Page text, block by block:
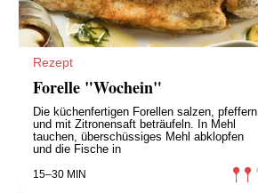
Rezept
Forelle "Wochein"
Die küchenfertigen Forellen salzen, pfeffern
und mit Zitronensaft beträufeln. In Mehl
tauchen, überschüssiges Mehl abklopfen
und die Fische in
15–30 MIN